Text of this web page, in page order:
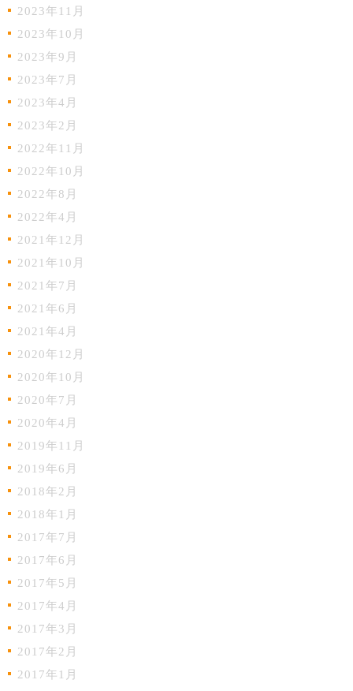
2023年11月
2023年10月
2023年9月
2023年7月
2023年4月
2023年2月
2022年11月
2022年10月
2022年8月
2022年4月
2021年12月
2021年10月
2021年7月
2021年6月
2021年4月
2020年12月
2020年10月
2020年7月
2020年4月
2019年11月
2019年6月
2018年2月
2018年1月
2017年7月
2017年6月
2017年5月
2017年4月
2017年3月
2017年2月
2017年1月